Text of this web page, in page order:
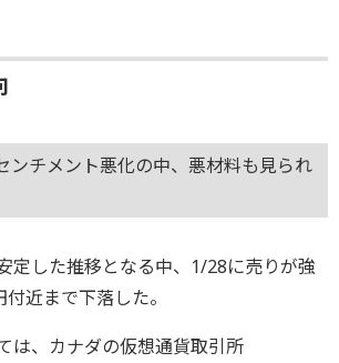
ンチメント悪化の中、悪材料も見られ
定した推移となる中、1/28に売りが強
近まで下落した。
は、カナダの仮想通貨取引所